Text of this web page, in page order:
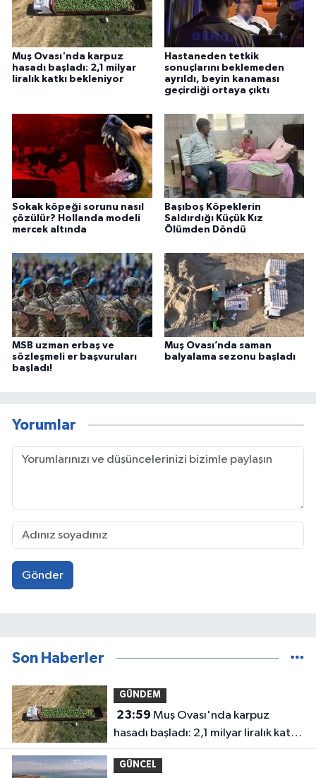
Muş Ovası'nda karpuz
hasadı başladı: 2,1 milyar
liralık katkı bekleniyor
Hastaneden tetkik
sonuçlarını beklemeden
ayrıldı, beyin kanaması
geçirdiği ortaya çıktı
Sokak köpeği sorunu nasıl
çözülür? Hollanda modeli
mercek altında
Başıboş Köpeklerin
Saldırdığı Küçük Kız
Ölümden Döndü
MSB uzman erbaş ve
sözleşmeli er başvuruları
başladı!
Muş Ovası’nda saman
balyalama sezonu başladı
Yorumlar
Gönder
Son Haberler
GÜNDEM
23:59
hasadı başladı: 2,1 milyar liralık katkı
bekleniyor
GÜNCEL